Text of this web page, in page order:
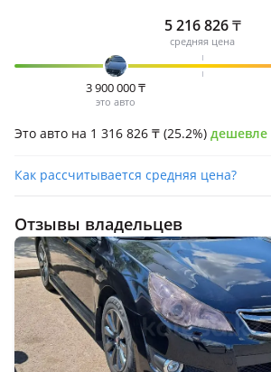
5 216 826₸
средняя цена
3 900 000₸
это авто
Это авто на 1 316 826 ₸ (25.2%) дешевле
Как рассчитывается средняя цена?
Отзывы владельцев